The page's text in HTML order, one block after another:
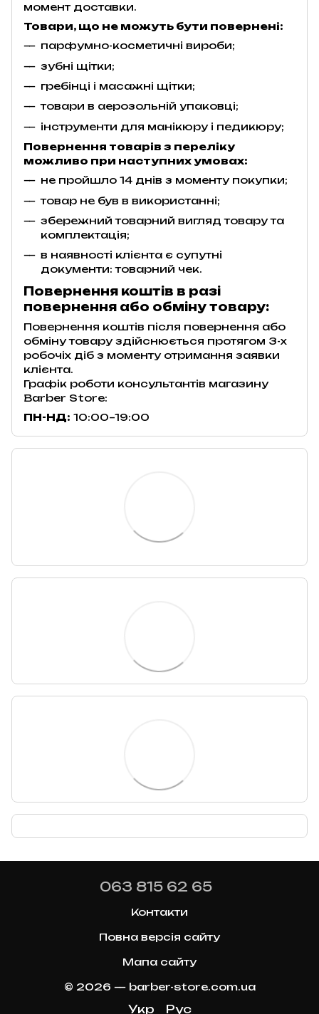
момент доставки.
Товари, що не можуть бути повернені:
парфумно-косметичні вироби;
зубні щітки;
гребінці і масажні щітки;
товари в аерозольній упаковці;
інструменти для манікюру і педикюру;
Повернення товарів з переліку
можливо при наступних умовах:
не пройшло 14 днів з моменту покупки;
товар не був в використанні;
збережний товарний вигляд товару та
комплектація;
в наявності клієнта є супутні
документи: товарний чек.
Повернення коштів в разі
повернення або обміну товару:
Повернення коштів після повернення або
обміну товару здійснюється протягом 3-х
робочіх діб з моменту отримання заявки
клієнта.
Графік роботи консультантів магазину
Barber Store:
ПН-НД: 10:00–19:00
063 815 62 65
Контакти
Повна версія сайту
Мапа сайту
© 2026 — barber-store.com.ua
Укр Рус